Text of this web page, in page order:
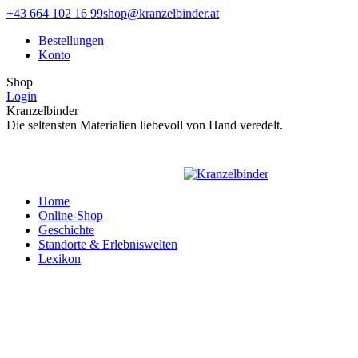
Zum
springen
Facebook
opens
window
Instagram
opens
window
+43 664 102 16 99shop@kranzelbinder.at
Bestellungen
Konto
Shop
Login
Kranzelbinder
Die seltensten Materialien liebevoll von Hand veredelt.
Home
Online-Shop
Geschichte
Standorte & Erlebniswelten
Lexikon